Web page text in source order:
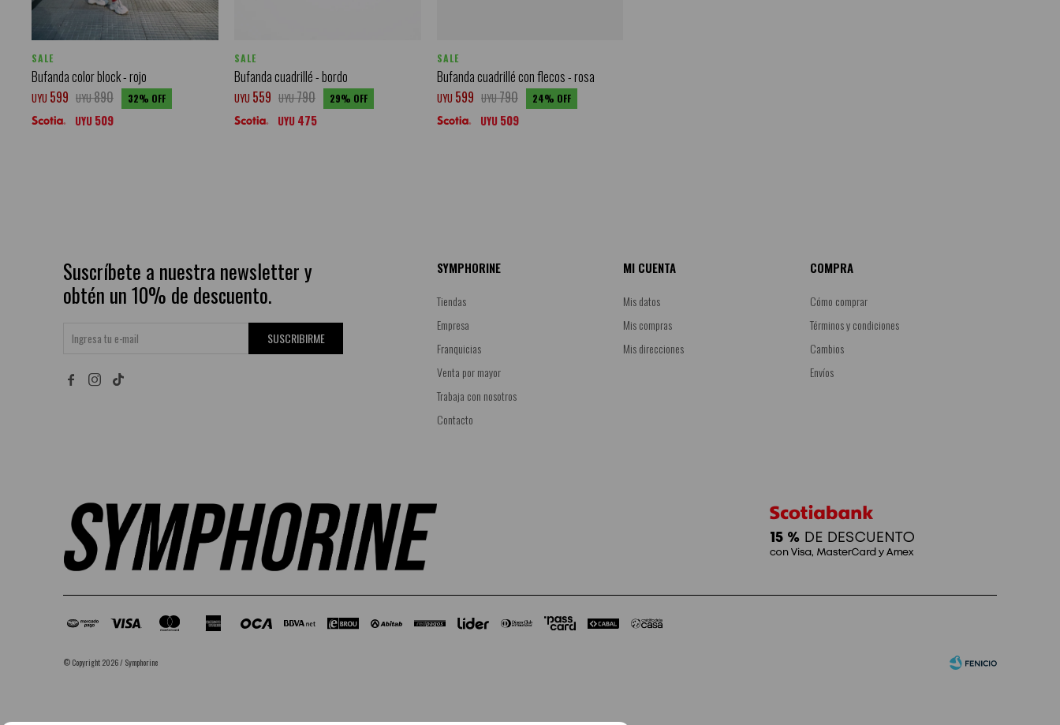
SALE
Bufanda color block - rojo
UYU 599 UYU890 32
UYU 509
SALE
Bufanda cuadrillé - bordo
UYU 559 UYU790 29
UYU 475
SALE
Bufanda cuadrillé con flecos - rosa
UYU 599 UYU790 24
UYU 509
Suscríbete a nuestra newsletter y
obtén un 10% de descuento.
SUSCRIBIRME
 
SYMPHORINE
Tiendas
Empresa
Franquicias
Venta por mayor
Trabaja con nosotros
Contacto
MI CUENTA
Mis datos
Mis compras
Mis direcciones
COMPRA
Cómo comprar
Términos y condiciones
Cambios
Envíos
© Copyright 2026 / Symphorine